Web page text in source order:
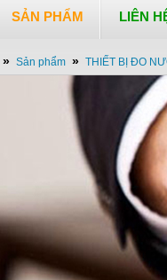
SẢN PHẨM LIÊN
» Sản phẩm » THIẾT BỊ ĐO